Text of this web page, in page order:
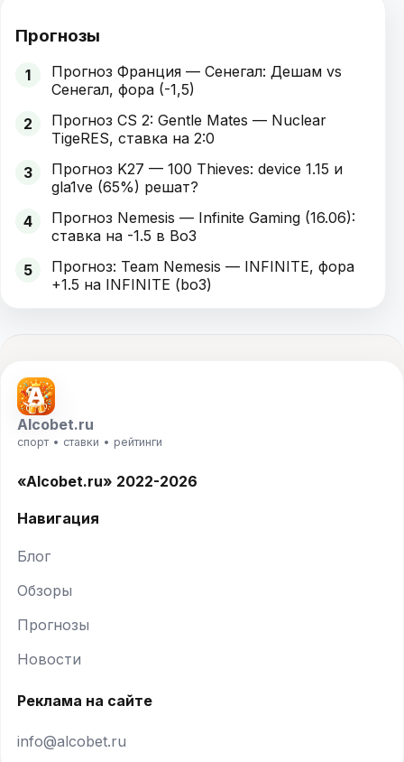
Прогнозы
1
Прогноз Франция — Сенегал: Дешам vs
Сенегал, фора (-1,5)
2
Прогноз CS 2: Gentle Mates — Nuclear
TigeRES, ставка на 2:0
3
Прогноз K27 — 100 Thieves: device 1.15 и
gla1ve (65%) решат?
4
Прогноз Nemesis — Infinite Gaming (16.06):
ставка на -1.5 в Bo3
5
Прогноз: Team Nemesis — INFINITE, фора
+1.5 на INFINITE (bo3)
Alcobet.ru
спорт • ставки • рейтинги
«Alcobet.ru» 2022-2026
Навигация
Блог
Обзоры
Прогнозы
Новости
Реклама на сайте
info@alcobet.ru